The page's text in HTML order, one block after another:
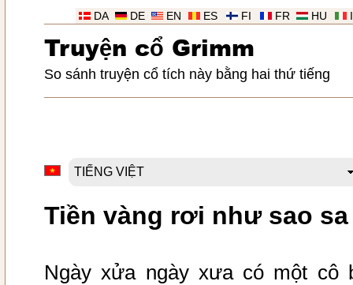
HU
FR
FI
ES
EN
DE
DA
Truyện cổ Grimm
So sánh truyện cổ tích này bằng hai thứ tiếng
Tiền vàng rơi như sao sa
Ngày xửa ngày xưa có một cô